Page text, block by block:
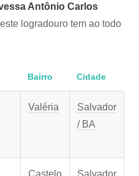
Antônio Carlos
logradouro tem ao todo
Bairro Cidade
Valéria
Salvador
/ BA
Castelo
Salvador